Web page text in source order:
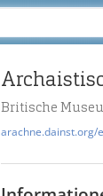
Britische
arachne.dainst.org/